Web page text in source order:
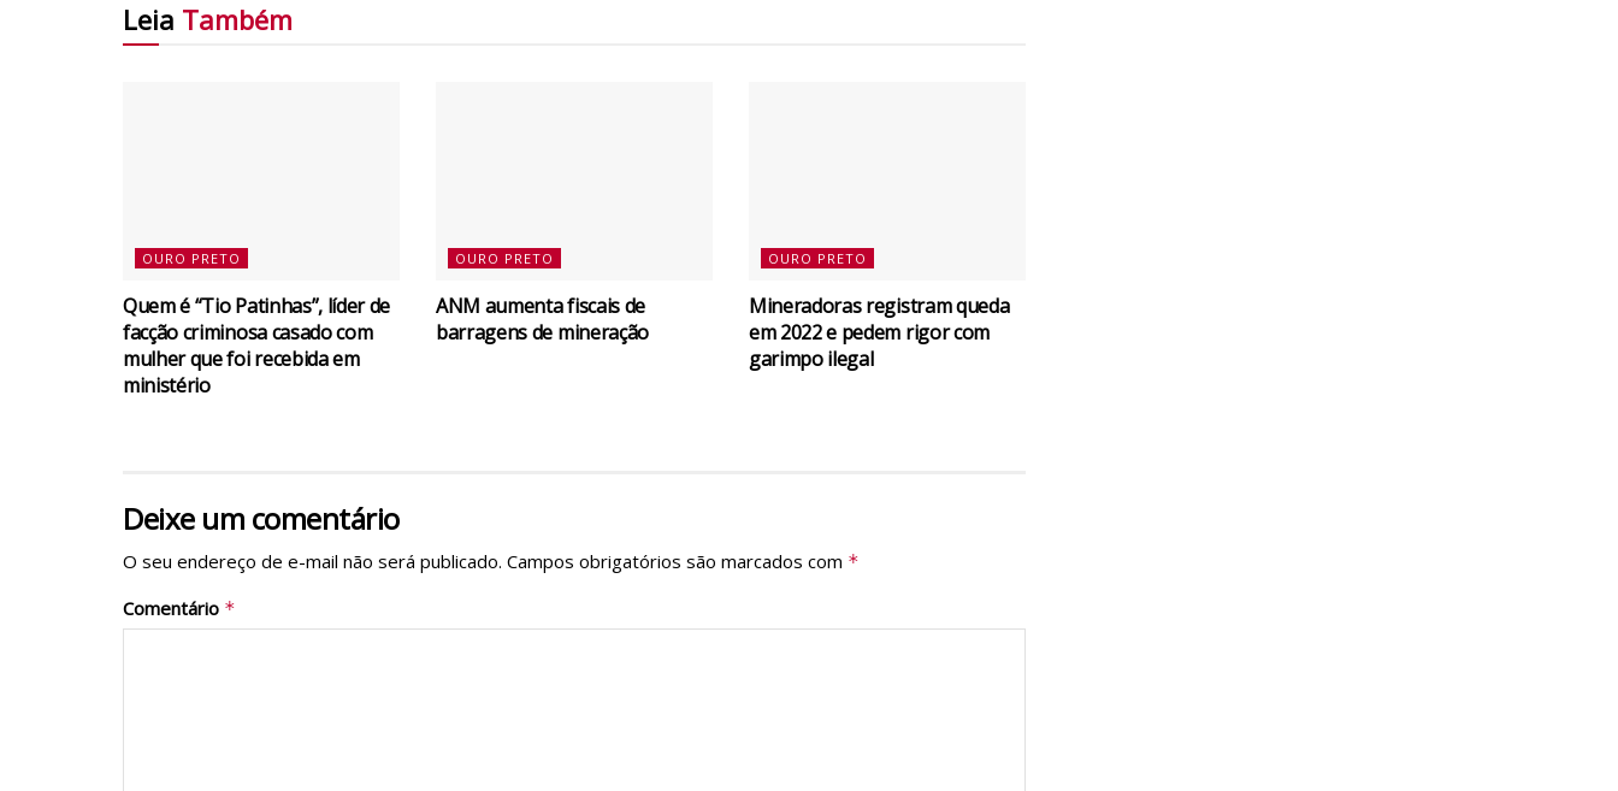
Leia Também
OURO PRETO
Quem é “Tio Patinhas”, líder de
facção criminosa casado com
mulher que foi recebida em
ministério
OURO PRETO
ANM aumenta fiscais de
barragens de mineração
OURO PRETO
Mineradoras registram queda
em 2022 e pedem rigor com
garimpo ilegal
Deixe um comentário
O seu endereço de e-mail não será publicado. Campos obrigatórios são marcados com *
Comentário *